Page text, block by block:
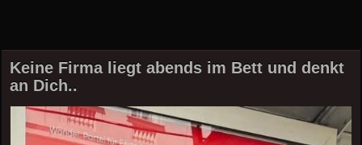
Keine Firma liegt abends im Bett und denkt
an Dich..